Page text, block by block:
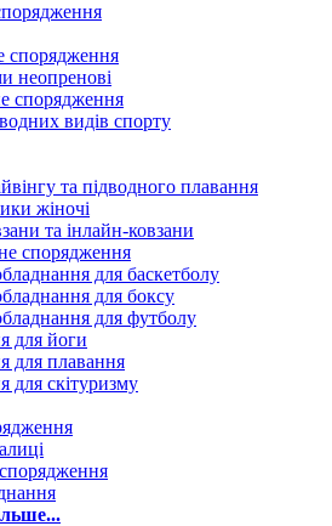
спорядження
неопренові
спорядження
видів спорту
та підводного плавання
жіночі
та інлайн-ковзани
спорядження
для баскетболу
для боксу
для футболу
для йоги
для плавання
для скітуризму